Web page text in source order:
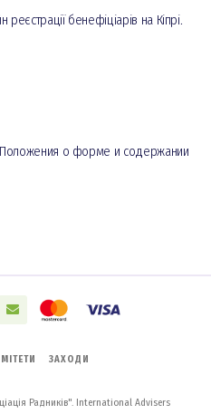
бенефіціарів на Кіпрі.
о форме и содержании
ЗАХОДИ
Радників". International Advisers